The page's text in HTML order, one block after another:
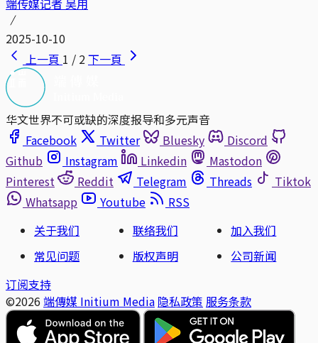
端传媒记者 吴用
2025-10-10
上一頁 1 / 2下一頁
华文世界不可或缺的深度报导和多元声音
Facebook
Twitter Bluesky
Discord
Github
Instagram Linkedin
Mastodon
Pinterest
Reddit Telegram Threads
Tiktok
Whatsapp
Youtube
RSS
关于我们
联络我们
加入我们
常见问题
版权声明
公司新闻
订阅支持
©2026 端傳媒 Initium Media 隐私政策 服务条款